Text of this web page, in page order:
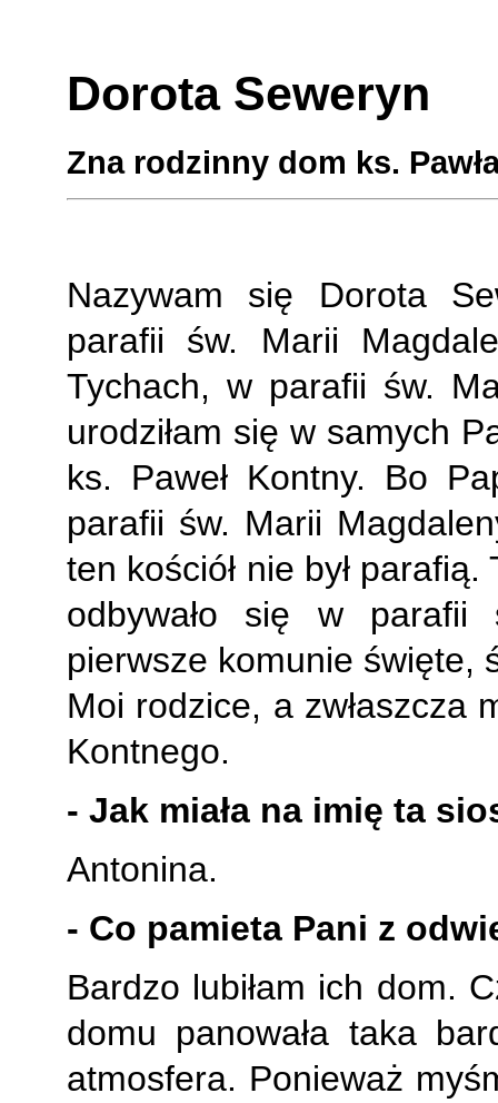
Dorota Seweryn
Zna rodzinny dom ks.
Nazywam się Dorota
parafii św. Marii
Tychach, w parafii św.
urodziłam się w samych
ks. Paweł Kontny. Bo
parafii św. Marii
ten kościół nie był
odbywało się w
pierwsze komunie święte,
Moi rodzice, a zwłaszcza
Kontnego.
- Jak miała na imię ta
Antonina.
- Co pamieta Pani z
Bardzo lubiłam ich dom.
domu panowała taka
atmosfera. Ponieważ